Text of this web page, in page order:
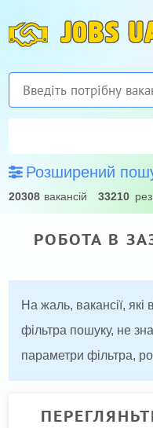
JOBS
Розширений
20308 вакансій 33210
РОБОТА В
На жаль, вакансії, які
фільтра пошуку, не
параметри фільтра,